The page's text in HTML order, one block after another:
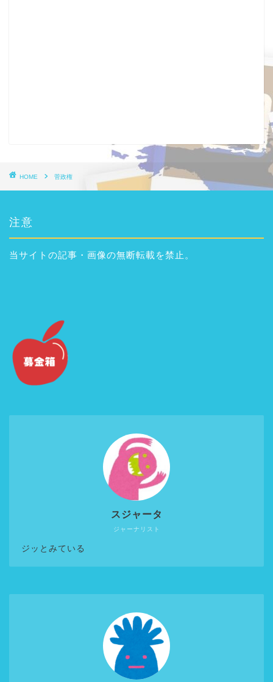
HOME 菅政権
注意
当サイトの記事・画像の無断転載を禁止。
ジャーナリスト
スジャータ
ジッとみている